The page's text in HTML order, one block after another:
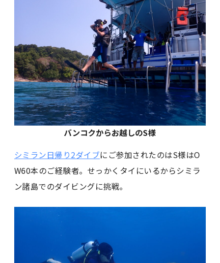
バンコクからお越しのS様
シミラン日帰り2ダイブにご参加されたのはS様はO
W60本のご経験者。せっかくタイにいるからシミラ
ン諸島でのダイビングに挑戦。